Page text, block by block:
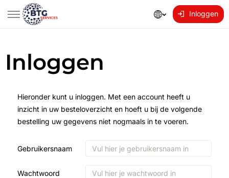
Inloggen
Inloggen
Hieronder kunt u inloggen. Met een account heeft u
inzicht in uw besteloverzicht en hoeft u bij de volgende
bestelling uw gegevens niet nogmaals in te voeren.
Gebruikersnaam
Wachtwoord